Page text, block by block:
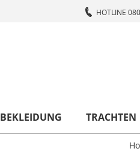
HOTLINE
BEKLEIDUNG TRACHTEN